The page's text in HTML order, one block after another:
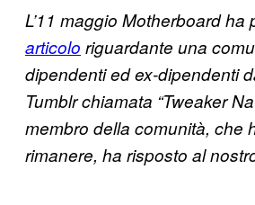
L’11 maggio Motherboard ha
articolo riguardante una
dipendenti ed ex-dipendenti
Tumblr chiamata “Tweaker
membro della comunità, che
rimanere, ha risposto al